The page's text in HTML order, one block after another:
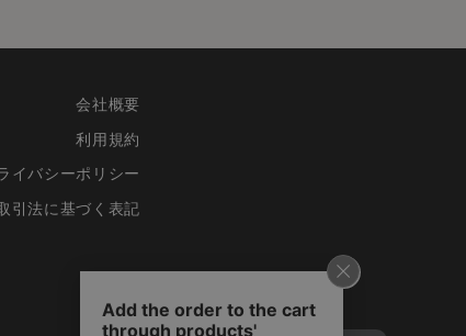
会社概要
利用規約
イバシーポリシー
引法に基づく表記